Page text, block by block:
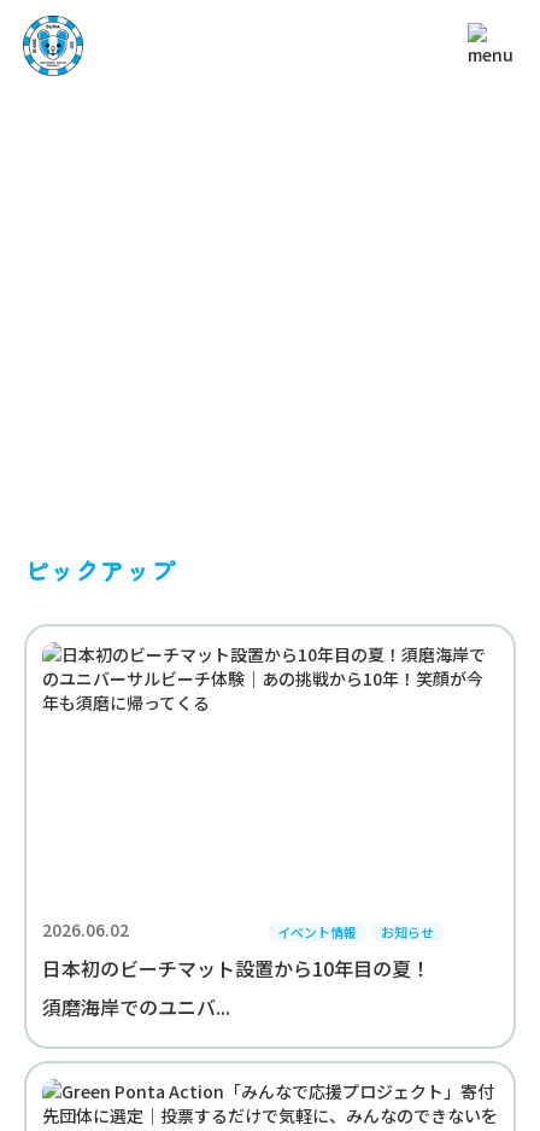
ピックアップ
2026.06.02 イベント情報 お知らせ
日本初のビーチマット設置から10年目の夏！
須磨海岸でのユニバ...